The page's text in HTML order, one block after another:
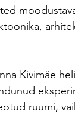
Kivimäe
ruumi,